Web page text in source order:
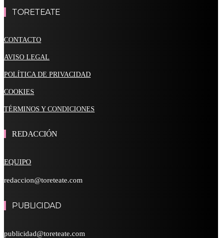
TORETEATE
CONTACTO
AVISO LEGAL
POLÍTICA DE PRIVACIDAD
COOKIES
TÉRMINOS Y CONDICIONES
REDACCIÓN
EQUIPO
redaccion@toreteate.com
PUBLICIDAD
publicidad@toreteate.com